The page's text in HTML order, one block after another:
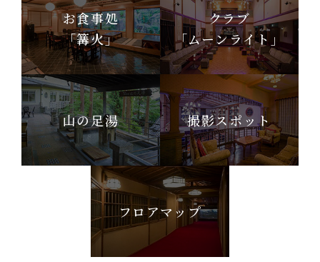
お食事処
「篝火」
クラブ
「ムーンライト」
山の足湯 撮影スポット
フロアマップ